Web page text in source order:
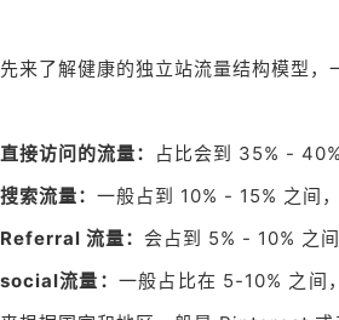
先来了解健康的独立站流量结构模型
直接访问的流量：
占比会到 35% -
搜索流量： 一般占到 10% - 15% 之间
Referral 流量： 会占到 5% - 10% 之
social流量： 一般占比在 5-10% 之间